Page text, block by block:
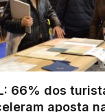
66% dos
aposta